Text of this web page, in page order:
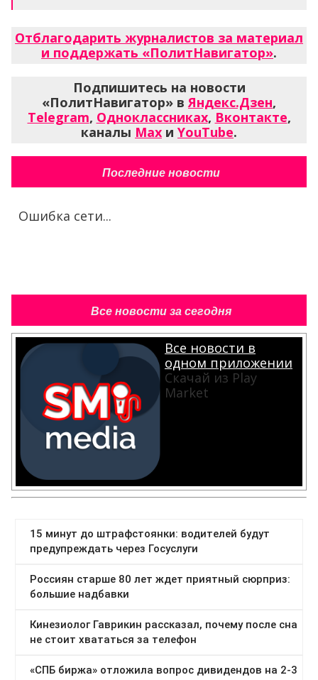
Отблагодарить журналистов за материал
и поддержать «ПолитНавигатор».
Подпишитесь на новости
«ПолитНавигатор» вЯндекс.Дзен,
Telegram, Одноклассниках, Вконтакте,
каналы Max и YouTube.
Последние новости
Ошибка сети...
Все новости за сегодня
Все новости в
одном приложении
Скачай из Play
Market